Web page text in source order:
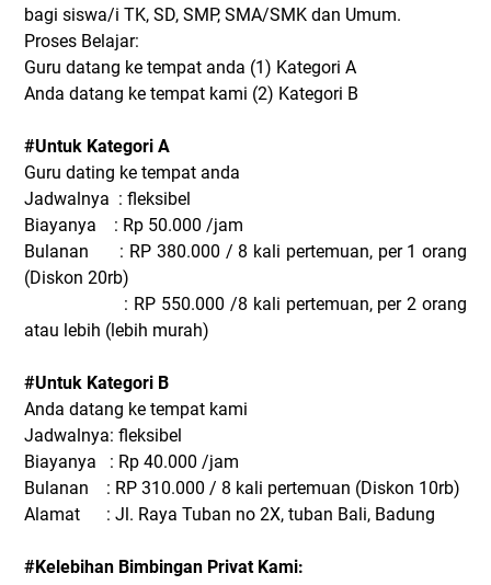
bagi siswa/i TK, SD, SMP, SMA/SMK dan Umum.
Proses Belajar:
Guru datang ke tempat anda (1) Kategori A
Anda datang ke tempat kami (2) Kategori B
#Untuk Kategori A
Guru dating ke tempat anda
Jadwalnya : fleksibel
Biayanya : Rp 50.000 /jam
Bulanan : RP 380.000 / 8 kali pertemuan, per 1 orang
(Diskon 20rb)
: RP 550.000 /8 kali pertemuan, per 2 orang
atau lebih (lebih murah)
#Untuk Kategori B
Anda datang ke tempat kami
Jadwalnya: fleksibel
Biayanya : Rp 40.000 /jam
Bulanan : RP 310.000 / 8 kali pertemuan (Diskon 10rb)
Alamat : Jl. Raya Tuban no 2X, tuban Bali, Badung
#Kelebihan Bimbingan Privat Kami: